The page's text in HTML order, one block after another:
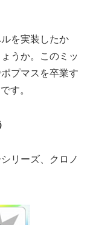
を実装したか
うか。このミッ
プマスを卒業す
す。
リーズ、クロノ